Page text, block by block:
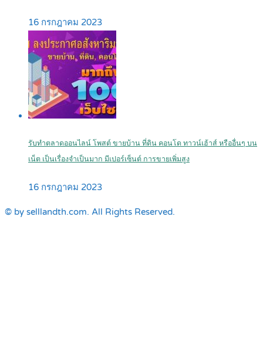
16 กรกฎาคม 2023
รับทำตลาดออนไลน์ โพสต์ ขายบ้าน ที่ดิน คอนโด ทาวน์เฮ้าส์ หรืออื่นๆ บน
เน็ต เป็นเรื่องจำเป็นมาก มีเปอร์เซ็นต์ การขายเพิ่มสูง
16 กรกฎาคม 2023
© by selllandth.com. All Rights Reserved.